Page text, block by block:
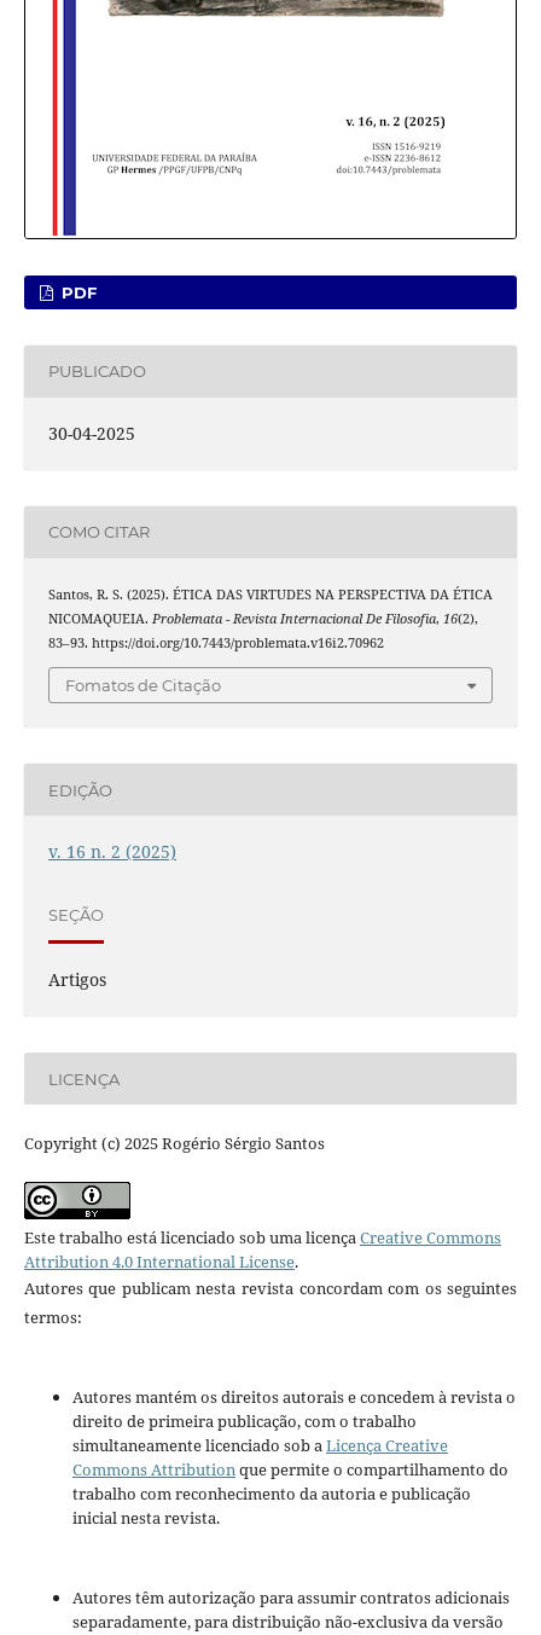
PDF
PUBLICADO
30-04-2025
COMO CITAR
Santos, R. S. (2025). ÉTICA DAS VIRTUDES NA PERSPECTIVA DA ÉTICA
NICOMAQUEIA. Problemata - Revista Internacional De Filosofia, 16(2),
83–93. https://doi.org/10.7443/problemata.v16i2.70962
Fomatos de Citação
EDIÇÃO
v. 16 n. 2 (2025)
SEÇÃO
Artigos
LICENÇA
Copyright (c) 2025 Rogério Sérgio Santos
Este trabalho está licenciado sob uma licençaCreative Commons
Attribution 4.0 International License.
Autores que publicam nesta revista concordam com os seguintes
termos:
Autores mantém os direitos autorais e concedem à revista o
direito de primeira publicação, com o trabalho
simultaneamente licenciado sob aLicença Creative
Commons Attributionque permite o compartilhamento do
trabalho com reconhecimento da autoria e publicação
inicial nesta revista.
Autores têm autorização para assumir contratos adicionais
separadamente, para distribuição não-exclusiva da versão